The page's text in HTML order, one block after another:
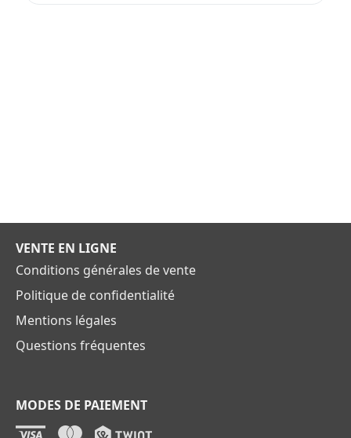
VENTE EN LIGNE
Conditions générales de vente
Politique de confidentialité
Mentions légales
Questions fréquentes
MODES DE PAIEMENT